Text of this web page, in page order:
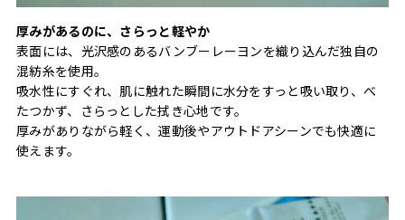
厚みがあるのに、さらっと軽やか
表面には、光沢感のあるバンブーレーヨンを織り込んだ独自の
混紡糸を使用。
吸水性にすぐれ、肌に触れた瞬間に水分をすっと吸い取り、べ
たつかず、さらっとした拭き心地です。
厚みがありながら軽く、運動後やアウトドアシーンでも快適に
使えます。